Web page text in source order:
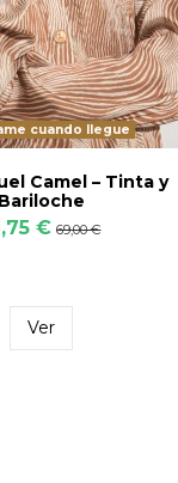
cuando llegue
Camel – Tinta y
Bariloche
€ 69,00 €
Ver